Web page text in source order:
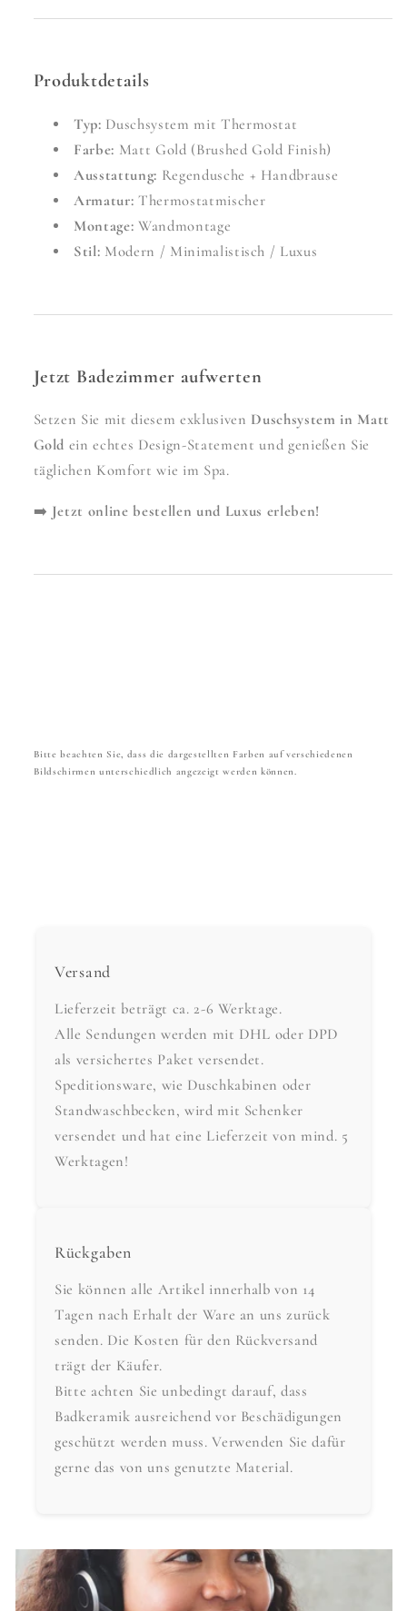
Produktdetails
Typ: Duschsystem mit Thermostat
Farbe: Matt Gold (Brushed Gold Finish)
Ausstattung: Regendusche + Handbrause
Armatur: Thermostatmischer
Montage: Wandmontage
Stil: Modern / Minimalistisch / Luxus
Jetzt Badezimmer aufwerten
Setzen Sie mit diesem exklusiven Duschsystem in Matt
Gold ein echtes Design-Statement und genießen Sie
täglichen Komfort wie im Spa.
➡️ Jetzt online bestellen und Luxus erleben!
Bitte beachten Sie, dass die dargestellten Farben auf verschiedenen
Bildschirmen unterschiedlich angezeigt werden können.
Versand
Lieferzeit beträgt ca. 2-6 Werktage.
Alle Sendungen werden mit DHL oder DPD
als versichertes Paket versendet.
Speditionsware, wie Duschkabinen oder
Standwaschbecken, wird mit Schenker
versendet und hat eine Lieferzeit von mind. 5
Werktagen!
Rückgaben
Sie können alle Artikel innerhalb von 14
Tagen nach Erhalt der Ware an uns zurück
senden. Die Kosten für den Rückversand
trägt der Käufer.
Bitte achten Sie unbedingt darauf, dass
Badkeramik ausreichend vor Beschädigungen
geschützt werden muss. Verwenden Sie dafür
gerne das von uns genutzte Material.